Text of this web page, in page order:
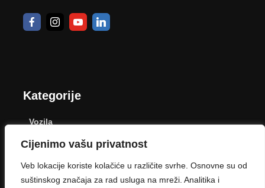
Cijenimo vašu privatnost
Veb lokacije koriste kolačiće u različite svrhe. Osnovne su od
suštinskog značaja za rad usluga na mreži. Analitika i
Kategorije
Vozila
Dom
Poljoprivreda